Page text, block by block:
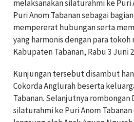
melaksanakan silaturahmi ke Puri
Puri Anom Tabanan sebagai
mempererat hubungan serta
yang harmonis dengan para tokoh
Kabupaten Tabanan, Rabu 3 Juni
Kunjungan tersebut disambut
Cokorda Anglurah beserta
Tabanan. Selanjutnya
silaturahmi ke Puri Anom